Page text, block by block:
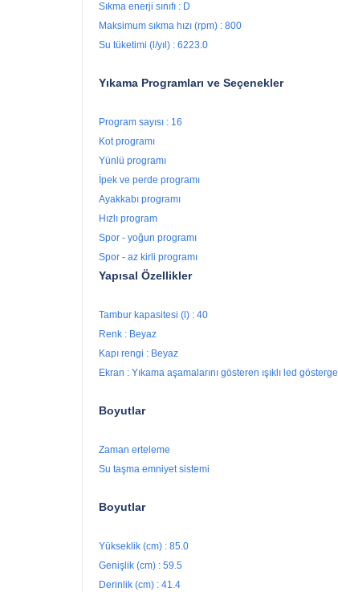
Sıkma enerji sınıfı : D
Maksimum sıkma hızı (rpm) : 800
Su tüketimi (l/yıl) : 6223.0
Yıkama Programları ve Seçenekler
Program sayısı : 16
Kot programı
Yünlü programı
İpek ve perde programı
Ayakkabı programı
Hızlı program
Spor - yoğun programı
Spor - az kirli programı
Yapısal Özellikler
Tambur kapasitesi (l) : 40
Renk : Beyaz
Kapı rengi : Beyaz
Ekran : Yıkama aşamalarını gösteren ışıklı led gösterge
Boyutlar
Zaman erteleme
Su taşma emniyet sistemi
Boyutlar
Yükseklik (cm) : 85.0
Genişlik (cm) : 59.5
Derinlik (cm) : 41.4